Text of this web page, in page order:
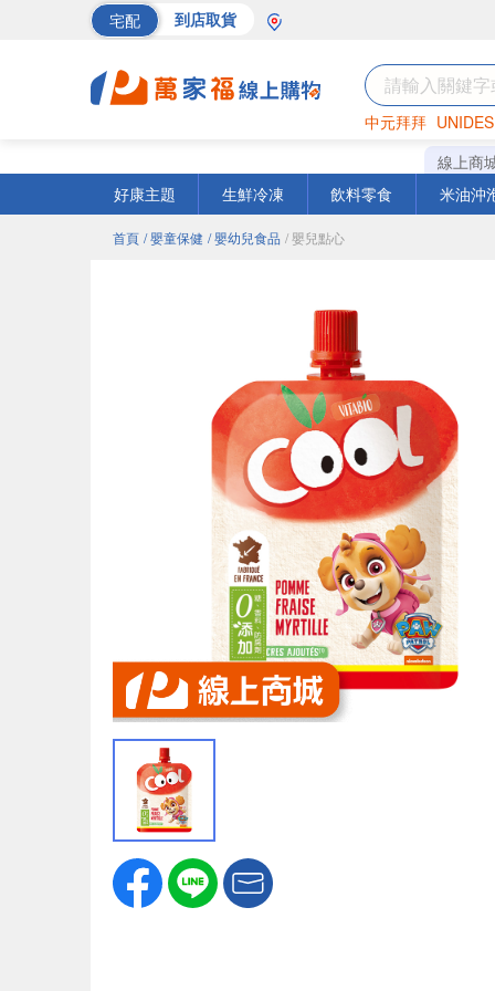
宅配 到店取貨
中元拜拜
罐頭 海苔
線上商
好康主題
生鮮冷凍 飲料零食 米油沖
首頁 / 嬰童保健 / 嬰幼兒食品 / 嬰兒點心